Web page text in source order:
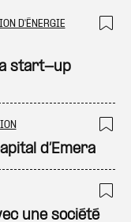
D'ÉNERGIE
start-up
d’Emera
une société